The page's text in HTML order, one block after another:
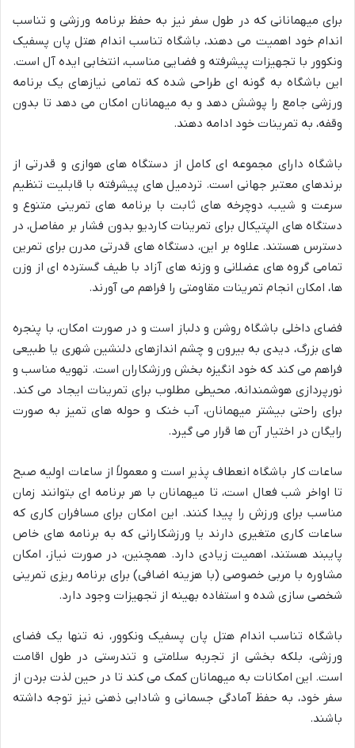
برای میهمانانی که در طول سفر نیز به حفظ برنامه ورزشی و تناسب
اندام خود اهمیت می دهند، باشگاه تناسب اندام هتل پان پسفیک
ونکوور با تجهیزات پیشرفته و فضایی مناسب، انتخابی ایده آل است.
این باشگاه به گونه ای طراحی شده که تمامی نیازهای یک برنامه
ورزشی جامع را پوشش دهد و به میهمانان امکان می دهد تا بدون
وقفه، به تمرینات خود ادامه دهند.
باشگاه دارای مجموعه ای کامل از دستگاه های هوازی و قدرتی از
برندهای معتبر جهانی است. تردمیل های پیشرفته با قابلیت تنظیم
سرعت و شیب، دوچرخه های ثابت با برنامه های تمرینی متنوع و
دستگاه های الپتیکال برای تمرینات کاردیو بدون فشار بر مفاصل، در
دسترس هستند. علاوه بر این، دستگاه های قدرتی مدرن برای تمرین
تمامی گروه های عضلانی و وزنه های آزاد با طیف گسترده ای از وزن
ها، امکان انجام تمرینات مقاومتی را فراهم می آورند.
فضای داخلی باشگاه روشن و دلباز است و در صورت امکان، با پنجره
های بزرگ، دیدی به بیرون و چشم اندازهای دلنشین شهری یا طبیعی
فراهم می کند که خود انگیزه بخش ورزشکاران است. تهویه مناسب و
نورپردازی هوشمندانه، محیطی مطلوب برای تمرینات ایجاد می کند.
برای راحتی بیشتر میهمانان، آب خنک و حوله های تمیز به صورت
رایگان در اختیار آن ها قرار می گیرد.
ساعات کار باشگاه انعطاف پذیر است و معمولاً از ساعات اولیه صبح
تا اواخر شب فعال است، تا میهمانان با هر برنامه ای بتوانند زمان
مناسب برای ورزش را پیدا کنند. این امکان برای مسافران کاری که
ساعات کاری متغیری دارند یا ورزشکارانی که به برنامه های خاص
پایبند هستند، اهمیت زیادی دارد. همچنین، در صورت نیاز، امکان
مشاوره با مربی خصوصی (با هزینه اضافی) برای برنامه ریزی تمرینی
شخصی سازی شده و استفاده بهینه از تجهیزات وجود دارد.
باشگاه تناسب اندام هتل پان پسفیک ونکوور، نه تنها یک فضای
ورزشی، بلکه بخشی از تجربه سلامتی و تندرستی در طول اقامت
است. این امکانات به میهمانان کمک می کند تا در حین لذت بردن از
سفر خود، به حفظ آمادگی جسمانی و شادابی ذهنی نیز توجه داشته
باشند.